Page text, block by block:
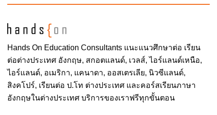
Hands On Education Consultants แนะแนวศึกษาต่อ เรียน
ต่อต่างประเทศ อังกฤษ, สกอตแลนด์, เวลส์, ไอร์แลนด์เหนือ,
ไอร์แลนด์, อเมริกา, แคนาดา, ออสเตรเลีย, นิวซีแลนด์,
สิงคโปร์, เรียนต่อ ป.โท ต่างประเทศ และคอร์สเรียนภาษา
อังกฤษในต่างประเทศ บริการของเราฟรีทุกขั้นตอน